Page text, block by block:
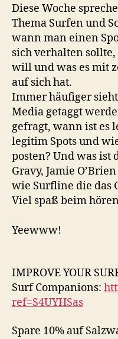
Diese Woche
Thema Surfen und
wann man einen
sich verhalten
will und was es mit
auf sich hat.
Immer häufiger
Media getaggt
gefragt, wann ist es
legitim Spots und
posten? Und was ist
Gravy, Jamie
wie Surfline die das
Viel spaß beim
Yeewww!
IMPROVE YOUR
Surf Companions:
ref=S4UYHSas
Spare 10% auf